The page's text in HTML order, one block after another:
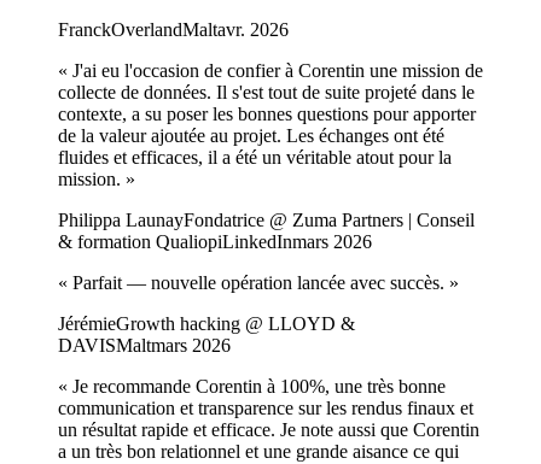
FranckOverlandMaltavr. 2026
« J'ai eu l'occasion de confier à Corentin une mission de
collecte de données. Il s'est tout de suite projeté dans le
contexte, a su poser les bonnes questions pour apporter
de la valeur ajoutée au projet. Les échanges ont été
fluides et efficaces, il a été un véritable atout pour la
mission. »
Philippa LaunayFondatrice @ Zuma Partners | Conseil
& formation QualiopiLinkedInmars 2026
« Parfait — nouvelle opération lancée avec succès. »
JérémieGrowth hacking @ LLOYD &
DAVISMaltmars 2026
« Je recommande Corentin à 100%, une très bonne
communication et transparence sur les rendus finaux et
un résultat rapide et efficace. Je note aussi que Corentin
a un très bon relationnel et une grande aisance ce qui